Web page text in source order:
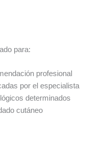
para:
profesional
por el especialista
determinados
cutáneo